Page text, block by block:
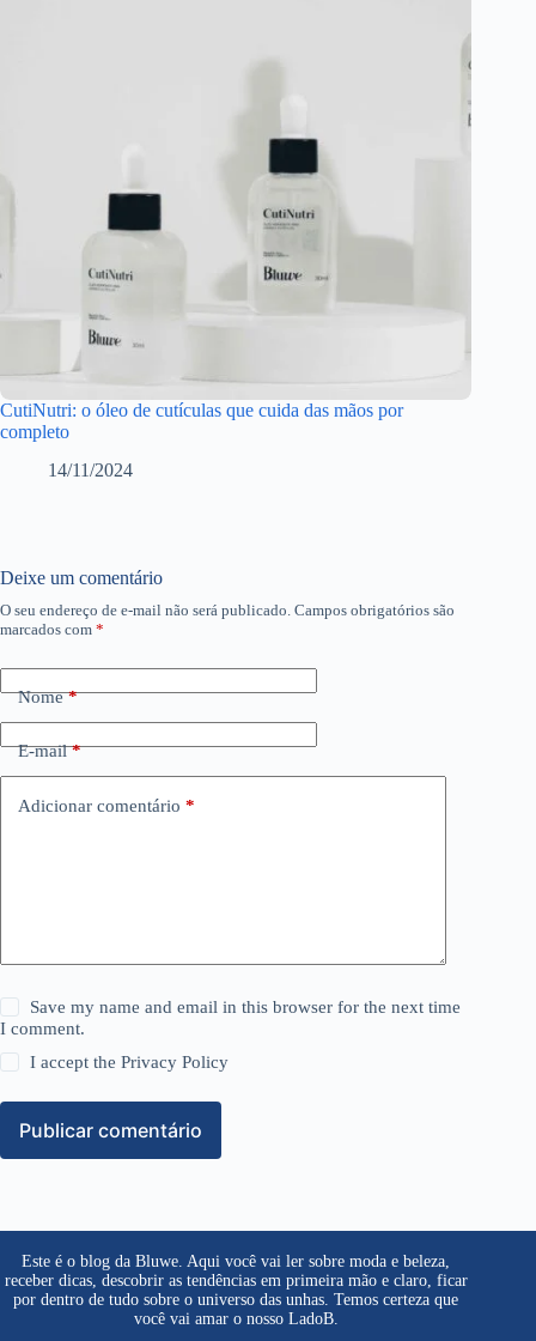
CutiNutri: o óleo de cutículas que cuida das mãos por
completo
14/11/2024
Deixe um comentário
O seu endereço de e-mail não será publicado. Campos obrigatórios são
marcados com *
Nome*
E-mail*
Adicionar comentário *
Save my name and email in this browser for the next time
I comment.
I accept thePrivacy Policy
Publicar comentário
Este é o blog da Bluwe. Aqui você vai ler sobre moda e beleza,
receber dicas, descobrir as tendências em primeira mão e claro, ficar
por dentro de tudo sobre o universo das unhas. Temos certeza que
você vai amar o nosso LadoB.